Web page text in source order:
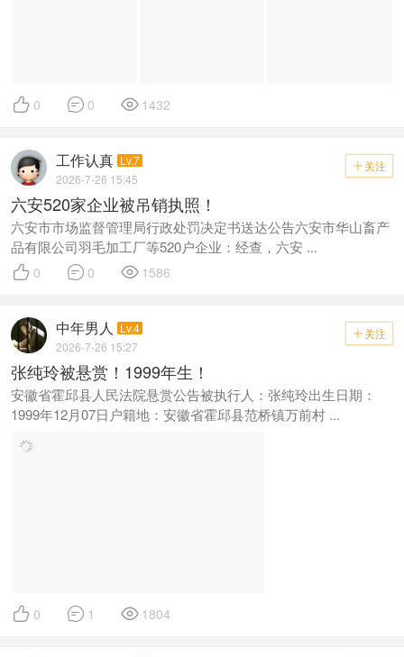
 0  0  1432
 关注
工作认真 Lv.7
2026-7-26 15:45
六安520家企业被吊销执照！
六安市市场监督管理局行政处罚决定书送达公告六安市华山畜产
品有限公司羽毛加工厂等520户企业：经查，六安 ...
 0  0  1586
 关注
中年男人 Lv.4
2026-7-26 15:27
张纯玲被悬赏！1999年生！
安徽省霍邱县人民法院悬赏公告被执行人：张纯玲出生日期：
1999年12月07日户籍地：安徽省霍邱县范桥镇万前村 ...
 0  1  1804